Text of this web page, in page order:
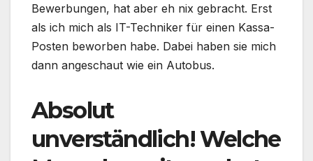
Bewerbungen, hat aber eh nix gebracht. Erst
als ich mich als IT-Techniker für einen Kassa-
Posten beworben habe. Dabei haben sie mich
dann angeschaut wie ein Autobus.
Absolut
unverständlich! Welche